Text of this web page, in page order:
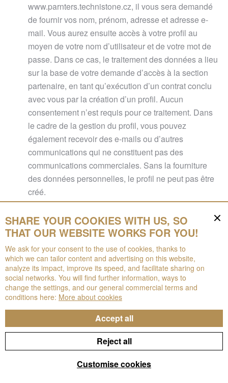
www.parnters.technistone.cz, il vous sera demandé
de fournir vos nom, prénom, adresse et adresse e-
mail. Vous aurez ensuite accès à votre profil au
moyen de votre nom d’utilisateur et de votre mot de
passe. Dans ce cas, le traitement des données a lieu
sur la base de votre demande d’accès à la section
partenaire, en tant qu’exécution d’un contrat conclu
avec vous par la création d’un profil. Aucun
consentement n’est requis pour ce traitement. Dans
le cadre de la gestion du profil, vous pouvez
également recevoir des e-mails ou d’autres
communications qui ne constituent pas des
communications commerciales. Sans la fourniture
des données personnelles, le profil ne peut pas être
créé.
personnelles pendant toute la durée d’existence du
profil, lequel peut être supprimé à tout moment à
votre demande.
Newsletter, concours et enquêtes marketing
(iii) Lors de l’envoi d’une newsletter, Technistone
utilise votre adresse e-mail, que vous saisissez dans le
champ approprié du site web, puis vous confirmez votre
intérêt pour l’abonnement ; en répondant à l’e-mail qui
vous est envoyé par Technistone, vous acceptez par la
SHARE YOUR COOKIES WITH US, SO
THAT OUR WEBSITE WORKS FOR YOU!
We ask for your consent to the use of cookies, thanks to
which we can tailor content and advertising on this website,
analyze its impact, improve its speed, and facilitate sharing on
social networks. You will find further information, ways to
change the settings, and our general commercial terms and
conditions here: More about cookies
Accept all
Reject all
Customise cookies